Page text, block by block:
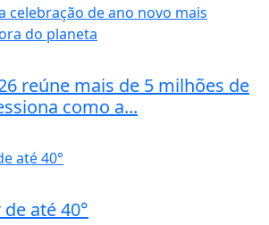
reúne mais de 5 milhões de
como a...
até 40°